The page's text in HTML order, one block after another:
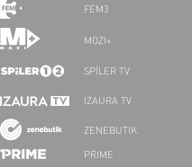
FEM3
MOZI+
SPÍLER TV
IZAURA TV
ZENEBUTIK
PRIME